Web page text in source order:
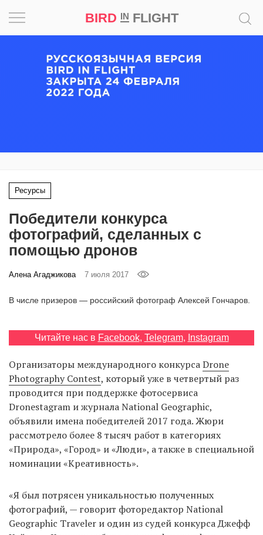
BIRD INFLIGHT
Ресурсы
Победители конкурса
фотографий, сделанных с
помощью дронов
Алена Агаджикова 7 июля 2017
В числе призеров — российский фотограф Алексей Гончаров.
Читайте нас в Facebook, Telegram, Instagram
Организаторы международного конкурсаDrone
Photography Contest, который уже в четвертый раз
проводится при поддержке фотосервиса
Dronestagram и журнала National Geographic,
объявили имена победителей 2017 года. Жюри
рассмотрело более 8 тысяч работ в категориях
«Природа», «Город» и «Люди», а также в специальной
номинации «Креативность».
«Я был потрясен уникальностью полученных
фотографий, — говорит фоторедактор National
Geographic Traveler и один из судей конкурса Джефф